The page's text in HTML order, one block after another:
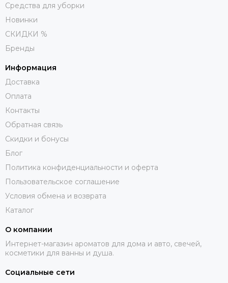
Средства для уборки
Новинки
СКИДКИ %
Бренды
Информация
Доставка
Оплата
Контакты
Обратная связь
Скидки и бонусы
Блог
Политика конфиденциальности и оферта
Пользовательское соглашение
Условия обмена и возврата
Каталог
О компании
Интернет-магазин ароматов для дома и авто, свечей,
косметики для ванны и душа.
Социальные сети